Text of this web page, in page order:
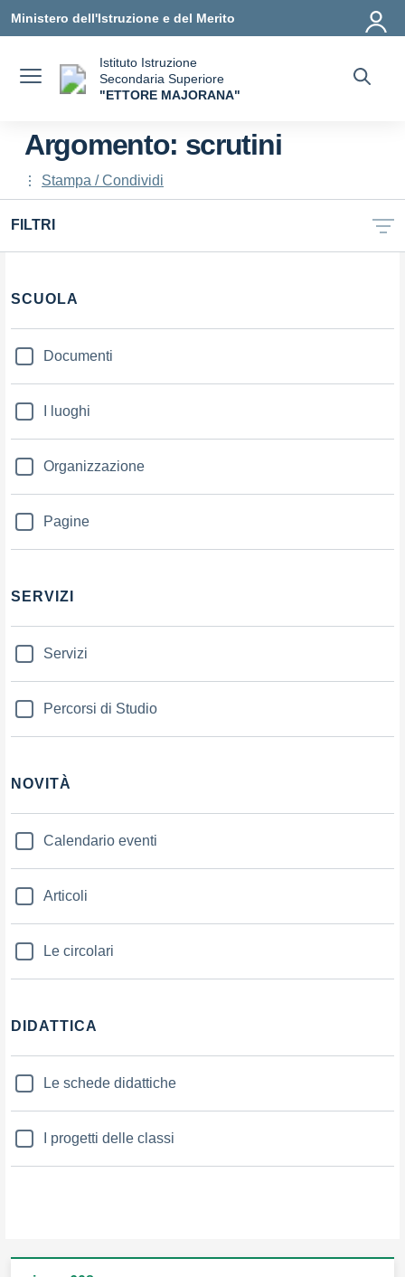
Ministero dell'Istruzione e del Merito
Istituto Istruzione
Secondaria Superiore
"ETTORE MAJORANA"
Argomento: scrutini
Stampa / Condividi
FILTRI
Filtri
SCUOLA
Documenti
I luoghi
Organizzazione
Pagine
SERVIZI
Servizi
Percorsi di Studio
NOVITÀ
Calendario eventi
Articoli
Le circolari
DIDATTICA
Le schede didattiche
I progetti delle classi